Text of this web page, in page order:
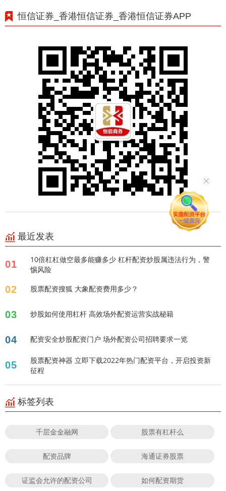
恒信证券_香港恒信证券_香港恒信证券APP
最近发表
01
10倍杠杠做空最多能赚多少 杠杆配资炒股属违法行为，警
惕风险
02 股票配资搜狐 大象配资费用多少？
03 炒股如何使用杠杆 高效场外配资运营实战秘籍
04 配资安全炒股配资门户 场外配资公司招聘要求一览
05
股票配资神器 立即下载2022年热门配资平台，开启投资新
征程
标签列表
千层金金融网 股票有杠杆么
配资品牌 海通证券股票
证监会允许的配资公司 如何配资期货